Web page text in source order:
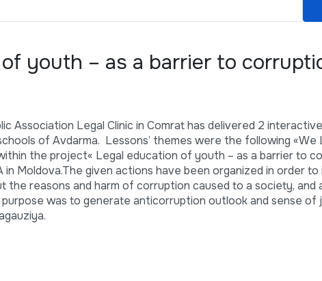
youth – as a barrier to
Association Legal Clinic in Comrat has delivered 2
of Avdarma. Lessons’ themes were the following «We
the project« Legal education of youth – as a barrier to
in Moldova.The given actions have been organized in order
the reasons and harm of corruption caused to a society, and
was to generate anticorruption outlook and sense of